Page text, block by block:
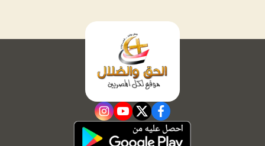
facebook
twitter
youtube
instagram